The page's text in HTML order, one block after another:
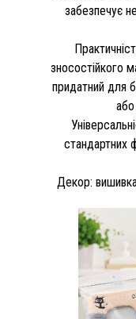
забезпечує
зносостійкого
придатний для
стандартних
Декор: